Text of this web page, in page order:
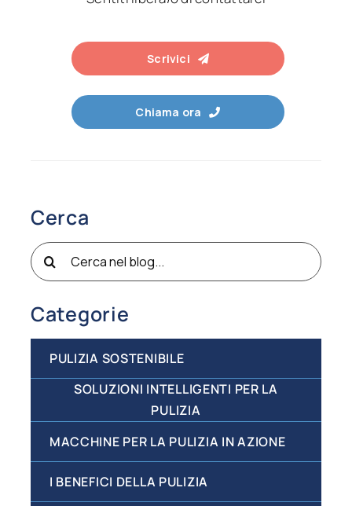
Scrivici
Chiama ora
Cerca
Cerca
per:
Categorie
PULIZIA SOSTENIBILE
SOLUZIONI INTELLIGENTI PER LA
PULIZIA
MACCHINE PER LA PULIZIA IN AZIONE
I BENEFICI DELLA PULIZIA